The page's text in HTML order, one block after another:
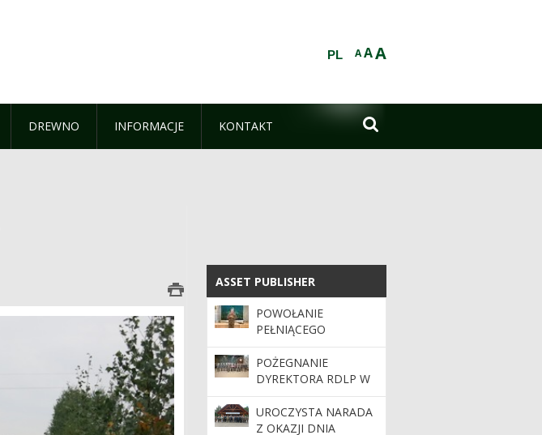
AAA
PL
DREWNO INFORMACJE KONTAKT 
ASSET PUBLISHER
ASSET PUBLISHER
POWOŁANIE
PEŁNIĄCEGO
OBOWIĄZKI
DYREKTORA RDLP W
BIAŁYMSTOKU
POŻEGNANIE
DYREKTORA RDLP W
BIAŁYMSTOKU
UROCZYSTA NARADA
Z OKAZJI DNIA